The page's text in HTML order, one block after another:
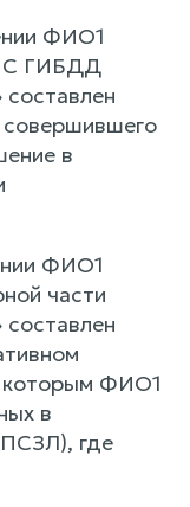
ФИО1
ГИБДД
совершившего
в
ФИО1
части
которым ФИО1
в
где